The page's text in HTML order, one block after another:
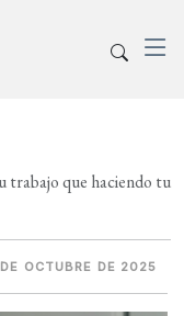
trabajo que haciendo tu
OCTUBRE DE 2025